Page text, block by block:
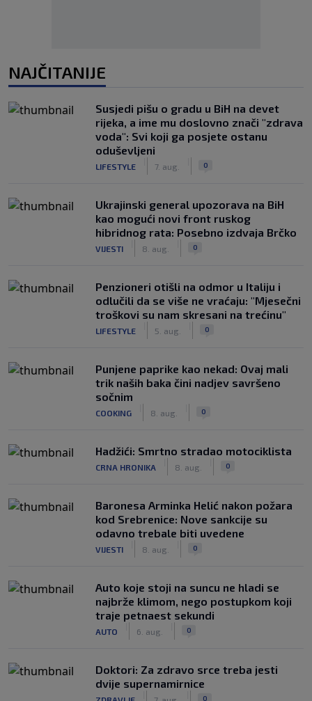
NAJČITANIJE
Susjedi pišu o gradu u BiH na devet
rijeka, a ime mu doslovno znači "zdrava
voda": Svi koji ga posjete ostanu
oduševljeni
LIFESTYLE 7. aug. 0
Ukrajinski general upozorava na BiH
kao mogući novi front ruskog
hibridnog rata: Posebno izdvaja Brčko
VIJESTI 8. aug. 0
Penzioneri otišli na odmor u Italiju i
odlučili da se više ne vraćaju: "Mjesečni
troškovi su nam skresani na trećinu"
LIFESTYLE 5. aug. 0
Punjene paprike kao nekad: Ovaj mali
trik naših baka čini nadjev savršeno
sočnim
COOKING 8. aug. 0
Hadžići: Smrtno stradao motociklista
CRNA HRONIKA 8. aug. 0
Baronesa Arminka Helić nakon požara
kod Srebrenice: Nove sankcije su
odavno trebale biti uvedene
VIJESTI 8. aug. 0
Auto koje stoji na suncu ne hladi se
najbrže klimom, nego postupkom koji
traje petnaest sekundi
AUTO 6. aug. 0
Doktori: Za zdravo srce treba jesti
dvije supernamirnice
0